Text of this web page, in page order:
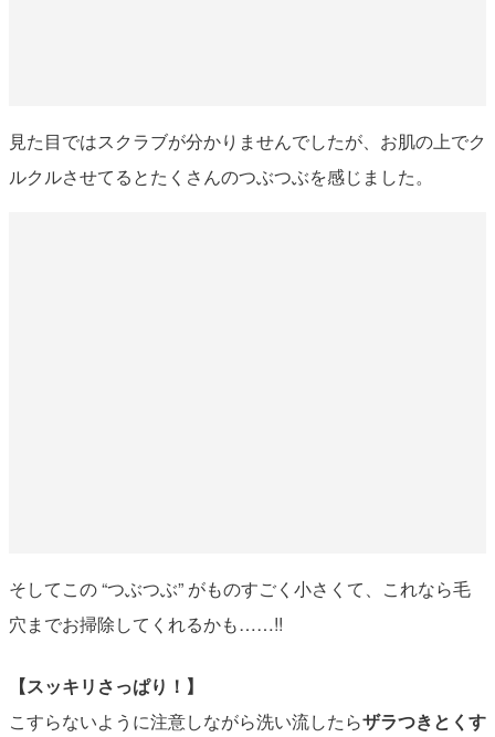
見た目ではスクラブが分かりませんでしたが、お肌の上でク
ルクルさせてるとたくさんのつぶつぶを感じました。
そしてこの “つぶつぶ” がものすごく小さくて、これなら毛
穴までお掃除してくれるかも……!!
【スッキリさっぱり！】
こすらないように注意しながら洗い流したらザラつきとくす